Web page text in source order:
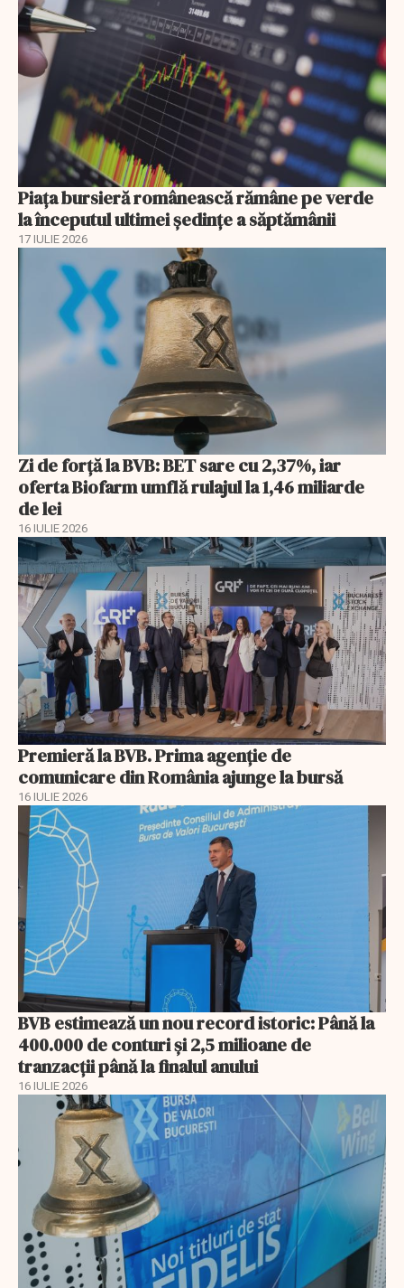
Piața bursieră românească rămâne pe verde
la începutul ultimei ședințe a săptămânii
17 IULIE 2026
Zi de forță la BVB: BET sare cu 2,37%, iar
oferta Biofarm umflă rulajul la 1,46 miliarde
de lei
16 IULIE 2026
Premieră la BVB. Prima agenție de
comunicare din România ajunge la bursă
16 IULIE 2026
BVB estimează un nou record istoric: Până la
400.000 de conturi și 2,5 milioane de
tranzacții până la finalul anului
16 IULIE 2026